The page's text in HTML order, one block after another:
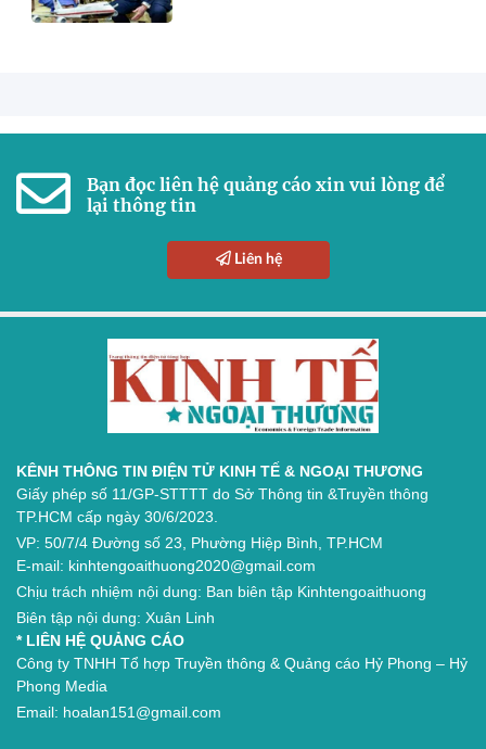
Bạn đọc liên hệ quảng cáo xin vui lòng để
lại thông tin
Liên hệ
KÊNH THÔNG TIN ĐIỆN TỬ KINH TẾ & NGOẠI THƯƠNG
Giấy phép số 11/GP-STTTT do Sở Thông tin &Truyền thông
TP.HCM cấp ngày 30/6/2023.
VP: 50/7/4 Đường số 23, Phường Hiệp Bình, TP.HCM
E-mail: kinhtengoaithuong2020@gmail.com
Chịu trách nhiệm nội dung: Ban biên tập Kinhtengoaithuong
Biên tập nội dung: Xuân Linh
* LIÊN HỆ QUẢNG CÁO
Công ty TNHH Tổ hợp Truyền thông & Quảng cáo Hỷ Phong – Hỷ
Phong Media
Email: hoalan151@gmail.com